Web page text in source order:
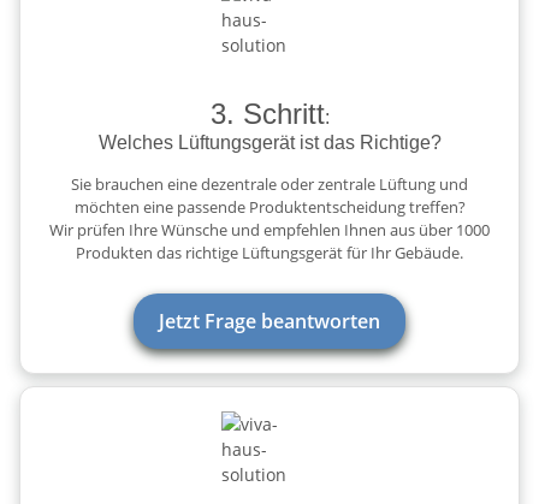
3. Schritt:
Welches Lüftungsgerät ist das Richtige?
Sie brauchen eine dezentrale oder zentrale Lüftung und
möchten eine passende Produktentscheidung treffen?
Wir prüfen Ihre Wünsche und empfehlen Ihnen aus über 1000
Produkten das richtige Lüftungsgerät für Ihr Gebäude.
Jetzt Frage beantworten